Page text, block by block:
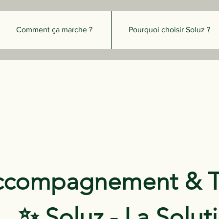
Comment ça marche ? Pourquoi choisir Soluz ?
&